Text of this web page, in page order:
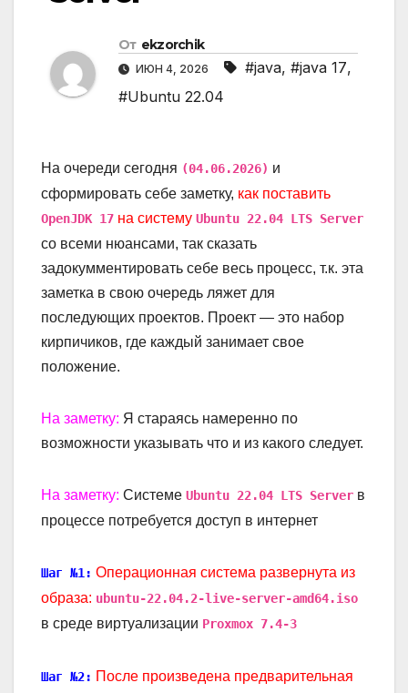
От ekzorchik
ИЮН 4, 2026 #java, #java 17,
#Ubuntu 22.04
На очереди сегодня (04.06.2026) и
сформировать себе заметку, как поставить
OpenJDK 17 на систему Ubuntu 22.04 LTS Server
со всеми нюансами, так сказать
задокумментировать себе весь процесс, т.к. эта
заметка в свою очередь ляжет для
последующих проектов. Проект — это набор
кирпичиков, где каждый занимает свое
положение.
На заметку: Я стараясь намеренно по
возможности указывать что и из какого следует.
На заметку: Системе Ubuntu 22.04 LTS Server в
процессе потребуется доступ в интернет
Шаг №1: Операционная система развернута из
образа: ubuntu-22.04.2-live-server-amd64.iso
в среде виртуализации Proxmox 7.4-3
Шаг №2: После произведена предварительная